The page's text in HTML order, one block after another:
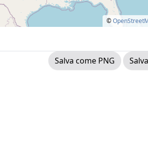
©
Salva come PNG